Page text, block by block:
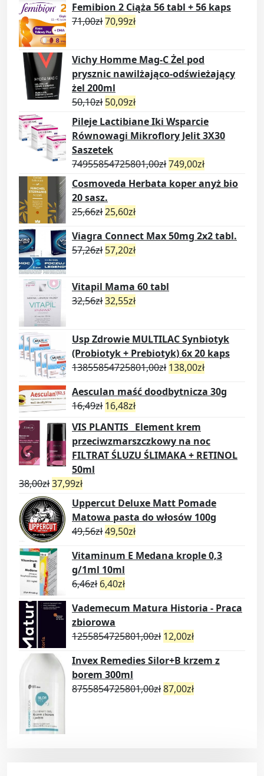
Femibion 2 Ciąża 56 tabl + 56 kaps
71,00zł70,99zł
Vichy Homme Mag-C Żel pod
prysznic nawilżająco-odświeżający
żel 200ml
50,10zł 50,09zł
Pileje Lactibiane Iki Wsparcie
Równowagi Mikroflory Jelit 3X30
Saszetek
74955854725801,00zł749,00zł
Cosmoveda Herbata koper anyż bio
20 sasz.
25,66zł25,60zł
Viagra Connect Max 50mg 2x2 tabl.
57,26zł 57,20zł
Vitapil Mama 60 tabl
32,56zł32,55zł
Usp Zdrowie MULTILAC Synbiotyk
(Probiotyk + Prebiotyk) 6x 20 kaps
13855854725801,00zł 138,00zł
Aesculan maść doodbytnicza 30g
16,49zł 16,48zł
VIS PLANTIS _Element krem
przeciwzmarszczkowy na noc
FILTRAT ŚLUZU ŚLIMAKA + RETINOL
50ml
38,00zł37,99zł
Uppercut Deluxe Matt Pomade
Matowa pasta do włosów 100g
49,56zł49,50zł
Vitaminum E Medana krople 0,3
g/1ml 10ml
6,46zł 6,40zł
Vademecum Matura Historia - Praca
zbiorowa
1255854725801,00zł 12,00zł
Invex Remedies Silor+B krzem z
borem 300ml
8755854725801,00zł87,00zł